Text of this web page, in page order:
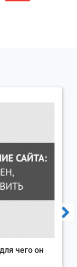
сайта, ошибок
статистику
для Вас
чего он